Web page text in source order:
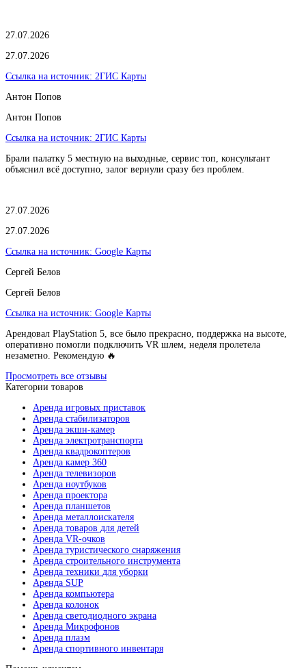
27.07.2026
27.07.2026
Ссылка на источник: 2ГИС Карты
Антон Попов
Антон Попов
Ссылка на источник: 2ГИС Карты
Брали палатку 5 местную на выходные, сервис топ, консультант
объяснил всё доступно, залог вернули сразу без проблем.
27.07.2026
27.07.2026
Ссылка на источник: Google Карты
Сергей Белов
Сергей Белов
Ссылка на источник: Google Карты
Арендовал PlayStation 5, все было прекрасно, поддержка на высоте,
оперативно помогли подключить VR шлем, неделя пролетела
незаметно. Рекомендую 🔥
Просмотреть все отзывы
Категории товаров
Аренда игровых приставок
Аренда стабилизаторов
Аренда экшн-камер
Аренда электротранспорта
Аренда квадрокоптеров
Аренда камер 360
Аренда телевизоров
Аренда ноутбуков
Аренда проектора
Аренда планшетов
Аренда металлоискателя
Аренда товаров для детей
Аренда VR-очков
Аренда туристического снаряжения
Аренда строительного инструмента
Аренда техники для уборки
Аренда SUP
Аренда компьютера
Аренда колонок
Аренда светодиодного экрана
Аренда Микрофонов
Аренда плазм
Аренда спортивного инвентаря